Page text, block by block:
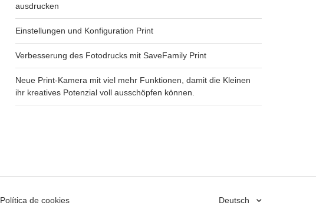
ausdrucken
Einstellungen und Konfiguration Print
Verbesserung des Fotodrucks mit SaveFamily Print
Neue Print-Kamera mit viel mehr Funktionen, damit die Kleinen
ihr kreatives Potenzial voll ausschöpfen können.
Política de cookies Deutsch